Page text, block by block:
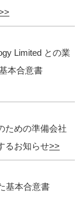
Limited との業
本合意書
ための準備会社
るお知らせ
基本合意書